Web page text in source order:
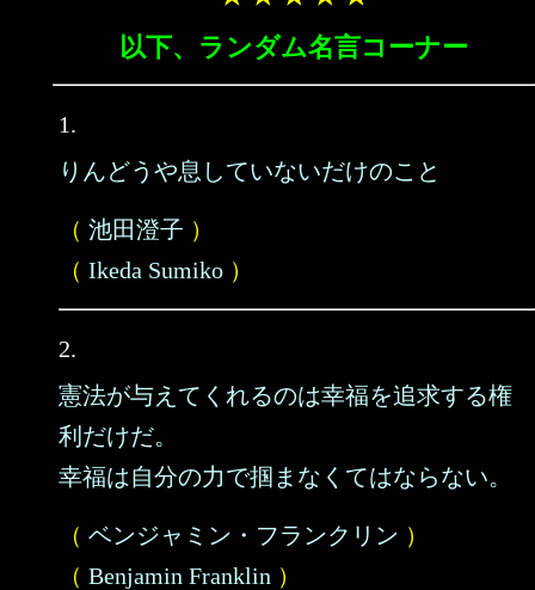
以下、ランダム名言コーナー
1.
りんどうや息していないだけのこと
（ 池田澄子 ）
（ Ikeda Sumiko ）
2.
憲法が与えてくれるのは幸福を追求する権
利だけだ。
幸福は自分の力で掴まなくてはならない。
（ ベンジャミン・フランクリン ）
（ Benjamin Franklin ）